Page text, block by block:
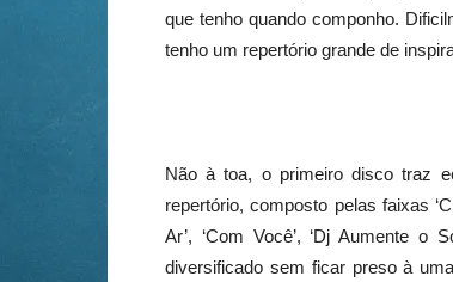
que tenho quando componho.
tenho um repertório grande de
Não à toa, o primeiro disco traz
repertório, composto pelas faixas
Ar’, ‘Com Você’, ‘Dj Aumente o
diversificado sem ficar preso à